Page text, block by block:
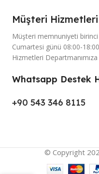
Müşteri Hizmetleri
Müşteri memnuniyeti
Cumartesi günü 08:00-
Hizmetleri
Whatsapp Destek
+90 543 346 8115
© Copyright